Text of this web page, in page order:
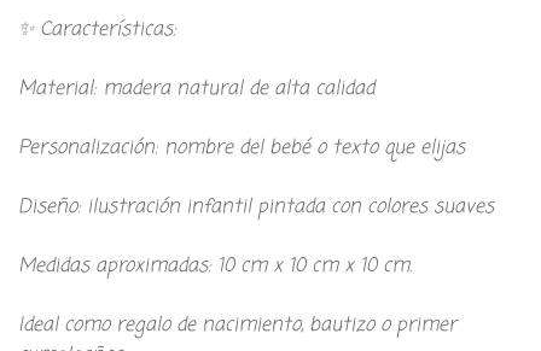
✨ Características:
Material: madera natural de alta calidad
Personalización: nombre del bebé o texto que elijas
Diseño: ilustración infantil pintada con colores suaves
Medidas aproximadas: 10 cm x 10 cm x 10 cm.
Ideal como regalo de nacimiento, bautizo o primer